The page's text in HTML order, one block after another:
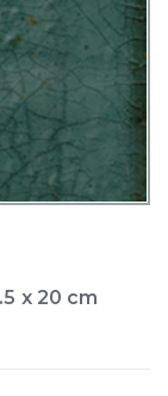
x 20 cm